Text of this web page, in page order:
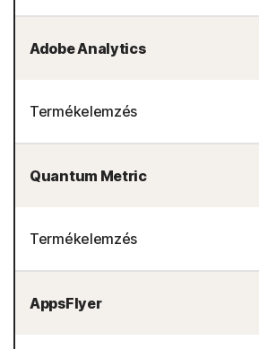
Adobe Analytics
Termékelemzés
Quantum Metric
Termékelemzés
AppsFlyer